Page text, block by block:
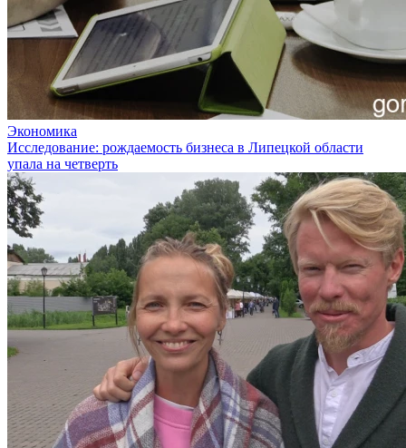
Экономика
Исследование: рождаемость бизнеса в Липецкой области
упала на четверть